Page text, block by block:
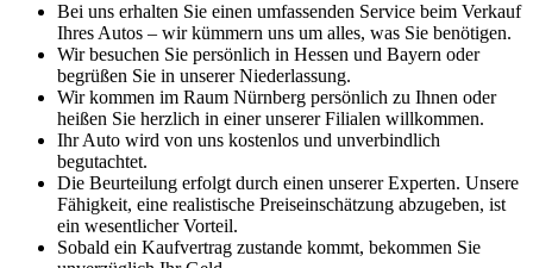
Bei uns erhalten Sie einen umfassenden Service beim Verkauf
Ihres Autos – wir kümmern uns um alles, was Sie benötigen.
Wir besuchen Sie persönlich in Hessen und Bayern oder
begrüßen Sie in unserer Niederlassung.
Wir kommen im Raum Nürnberg persönlich zu Ihnen oder
heißen Sie herzlich in einer unserer Filialen willkommen.
Ihr Auto wird von uns kostenlos und unverbindlich
begutachtet.
Die Beurteilung erfolgt durch einen unserer Experten. Unsere
Fähigkeit, eine realistische Preiseinschätzung abzugeben, ist
ein wesentlicher Vorteil.
Sobald ein Kaufvertrag zustande kommt, bekommen Sie